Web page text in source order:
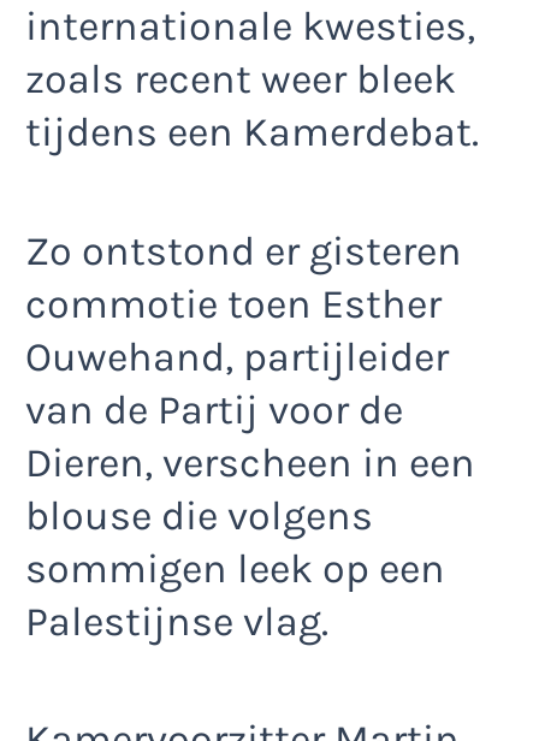
internationale kwesties,
zoals recent weer bleek
tijdens een Kamerdebat.
Zo ontstond er gisteren
commotie toen Esther
Ouwehand, partijleider
van de Partij voor de
Dieren, verscheen in een
blouse die volgens
sommigen leek op een
Palestijnse vlag.